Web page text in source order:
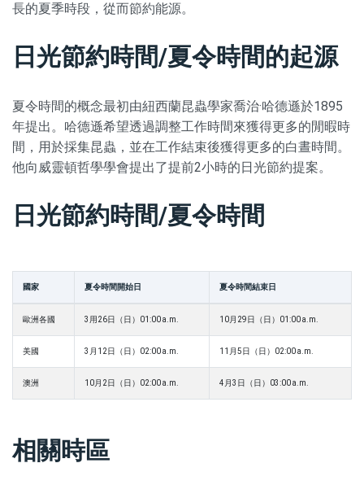
長的夏季時段，從而節約能源。
日光節約時間/夏令時間的起源
夏令時間的概念最初由紐西蘭昆蟲學家喬治·哈德遜於1895
年提出。哈德遜希望透過調整工作時間來獲得更多的閒暇時
間，用於採集昆蟲，並在工作結束後獲得更多的白晝時間。
他向威靈頓哲學學會提出了提前2小時的日光節約提案。
日光節約時間/夏令時間
國家 夏令時間開始日 夏令時間結束日
歐洲各國 3用26日（日）01:00 a.m. 10月29日（日）01:00 a.m.
美國 3月12日（日）02:00 a.m. 11月5日（日）02:00 a.m.
澳洲 10月2日（日）02:00 a.m. 4月3日（日）03:00 a.m.
相關時區